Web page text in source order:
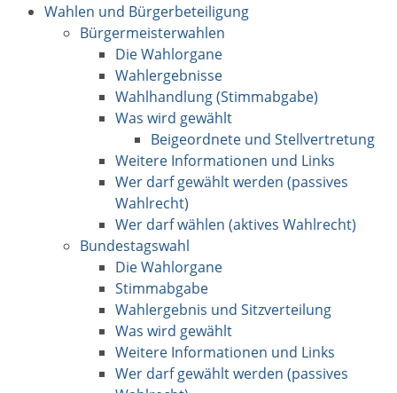
Wahlen und Bürgerbeteiligung
Bürgermeisterwahlen
Die Wahlorgane
Wahlergebnisse
Wahlhandlung (Stimmabgabe)
Was wird gewählt
Beigeordnete und Stellvertretung
Weitere Informationen und Links
Wer darf gewählt werden (passives
Wahlrecht)
Wer darf wählen (aktives Wahlrecht)
Bundestagswahl
Die Wahlorgane
Stimmabgabe
Wahlergebnis und Sitzverteilung
Was wird gewählt
Weitere Informationen und Links
Wer darf gewählt werden (passives